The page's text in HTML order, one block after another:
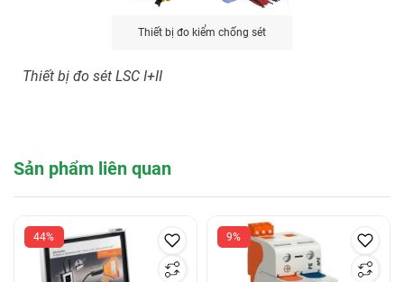
Thiết bị đo kiểm chống sét
Thiết bị đo sét LSC I+II
Sản phẩm liên quan
44% 9%